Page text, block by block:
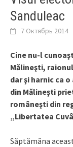
Sanduleac
7 Октябрь 2014
Cine nu-l
Mălineşti,
dar şi harnic ca
din Mălineşti
româneşti din
„Libertatea
Săptămâna